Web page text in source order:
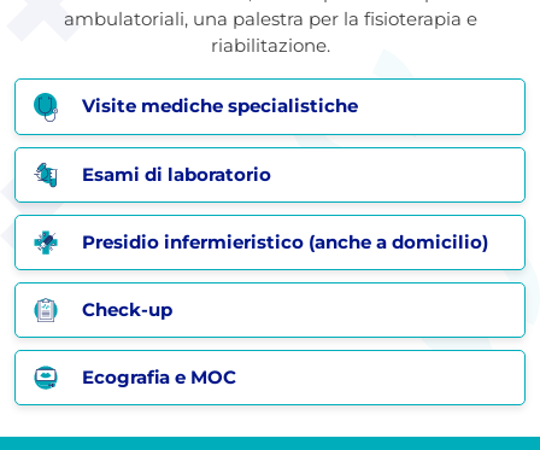
ambulatoriali, una palestra per la fisioterapia e
riabilitazione.
Visite mediche specialistiche
Esami di laboratorio
Presidio infermieristico (anche a domicilio)
Check-up
Ecografia e MOC